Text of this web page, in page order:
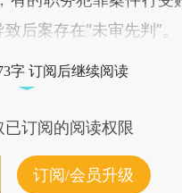
后案存在“未审先判”。
字 订阅后继续阅读
订阅的阅读权限
订阅/会员升级